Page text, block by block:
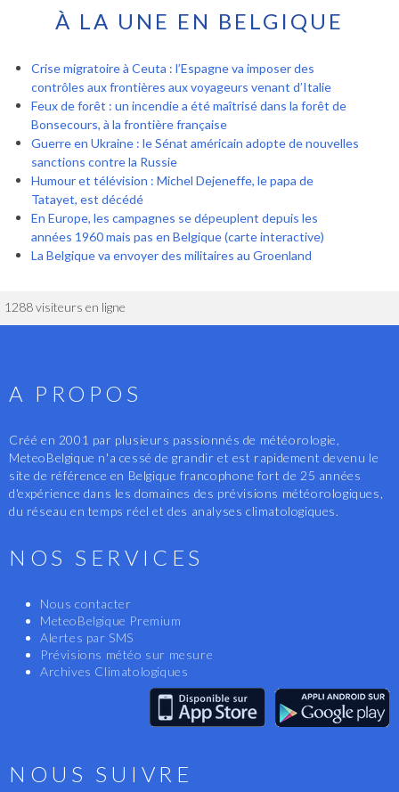
À LA UNE EN BELGIQUE
Crise migratoire à Ceuta : l’Espagne va imposer des
contrôles aux frontières aux voyageurs venant d’Italie
Feux de forêt : un incendie a été maîtrisé dans la forêt de
Bonsecours, à la frontière française
Guerre en Ukraine : le Sénat américain adopte de nouvelles
sanctions contre la Russie
Humour et télévision : Michel Dejeneffe, le papa de
Tatayet, est décédé
En Europe, les campagnes se dépeuplent depuis les
années 1960 mais pas en Belgique (carte interactive)
La Belgique va envoyer des militaires au Groenland
1288 visiteurs en ligne
A PROPOS
Créé en 2001 par plusieurs passionnés de météorologie,
MeteoBelgique n'a cessé de grandir et est rapidement devenu le
site de référence en Belgique francophone fort de 25 années
d'expérience dans les domaines des prévisions météorologiques,
du réseau en temps réel et des analyses climatologiques.
NOS SERVICES
Nous contacter
MeteoBelgique Premium
Alertes par SMS
Prévisions météo sur mesure
Archives Climatologiques
NOUS SUIVRE